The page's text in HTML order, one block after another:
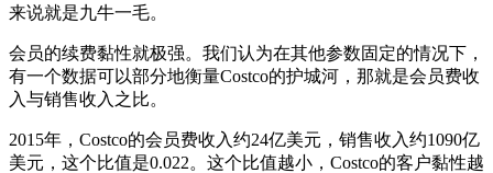
来说就是九牛一毛。
会员的续费黏性就极强。我们认为在其他参数固定的情况下，
有一个数据可以部分地衡量Costco的护城河，那就是会员费收
入与销售收入之比。
2015年，Costco的会员费收入约24亿美元，销售收入约1090亿
美元，这个比值是0.022。这个比值越小，Costco的客户黏性越